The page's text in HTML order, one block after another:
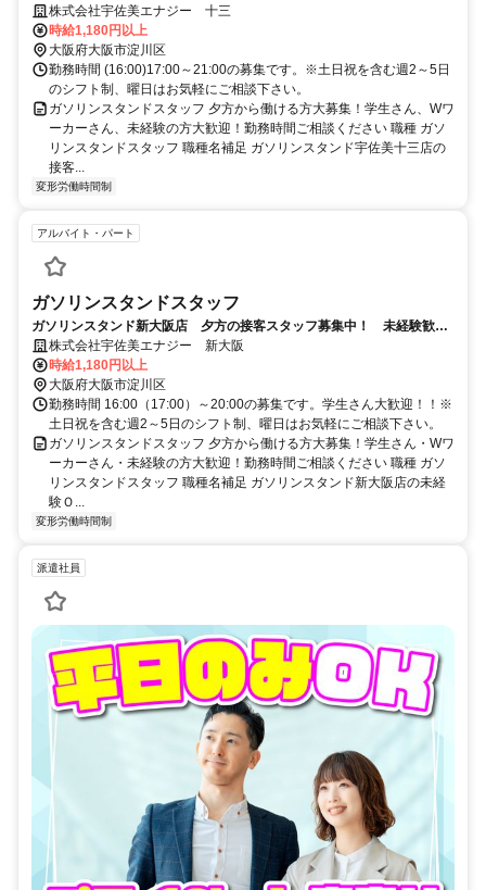
乙四所持者優遇
株式会社宇佐美エナジー 十三
時給1,180円以上
大阪府大阪市淀川区
勤務時間 (16:00)17:00～21:00の募集です。※土日祝を含む週2～5日
のシフト制、曜日はお気軽にご相談下さい。
ガソリンスタンドスタッフ 夕方から働ける方大募集！学生さん、Wワ
ーカーさん、未経験の方大歓迎！勤務時間ご相談ください 職種 ガソ
リンスタンドスタッフ 職種名補足 ガソリンスタンド宇佐美十三店の
接客...
変形労働時間制
アルバイト・パート
ガソリンスタンドスタッフ
ガソリンスタンド新大阪店 夕方の接客スタッフ募集中！ 未経験歓
迎！株式会社宇佐美エナジー 新大阪
時給1,180円以上
大阪府大阪市淀川区
勤務時間 16:00（17:00）～20:00の募集です。学生さん大歓迎！！※
土日祝を含む週2～5日のシフト制、曜日はお気軽にご相談下さい。
ガソリンスタンドスタッフ 夕方から働ける方大募集！学生さん・Wワ
ーカーさん・未経験の方大歓迎！勤務時間ご相談ください 職種 ガソ
リンスタンドスタッフ 職種名補足 ガソリンスタンド新大阪店の未経
験Ｏ...
変形労働時間制
派遣社員